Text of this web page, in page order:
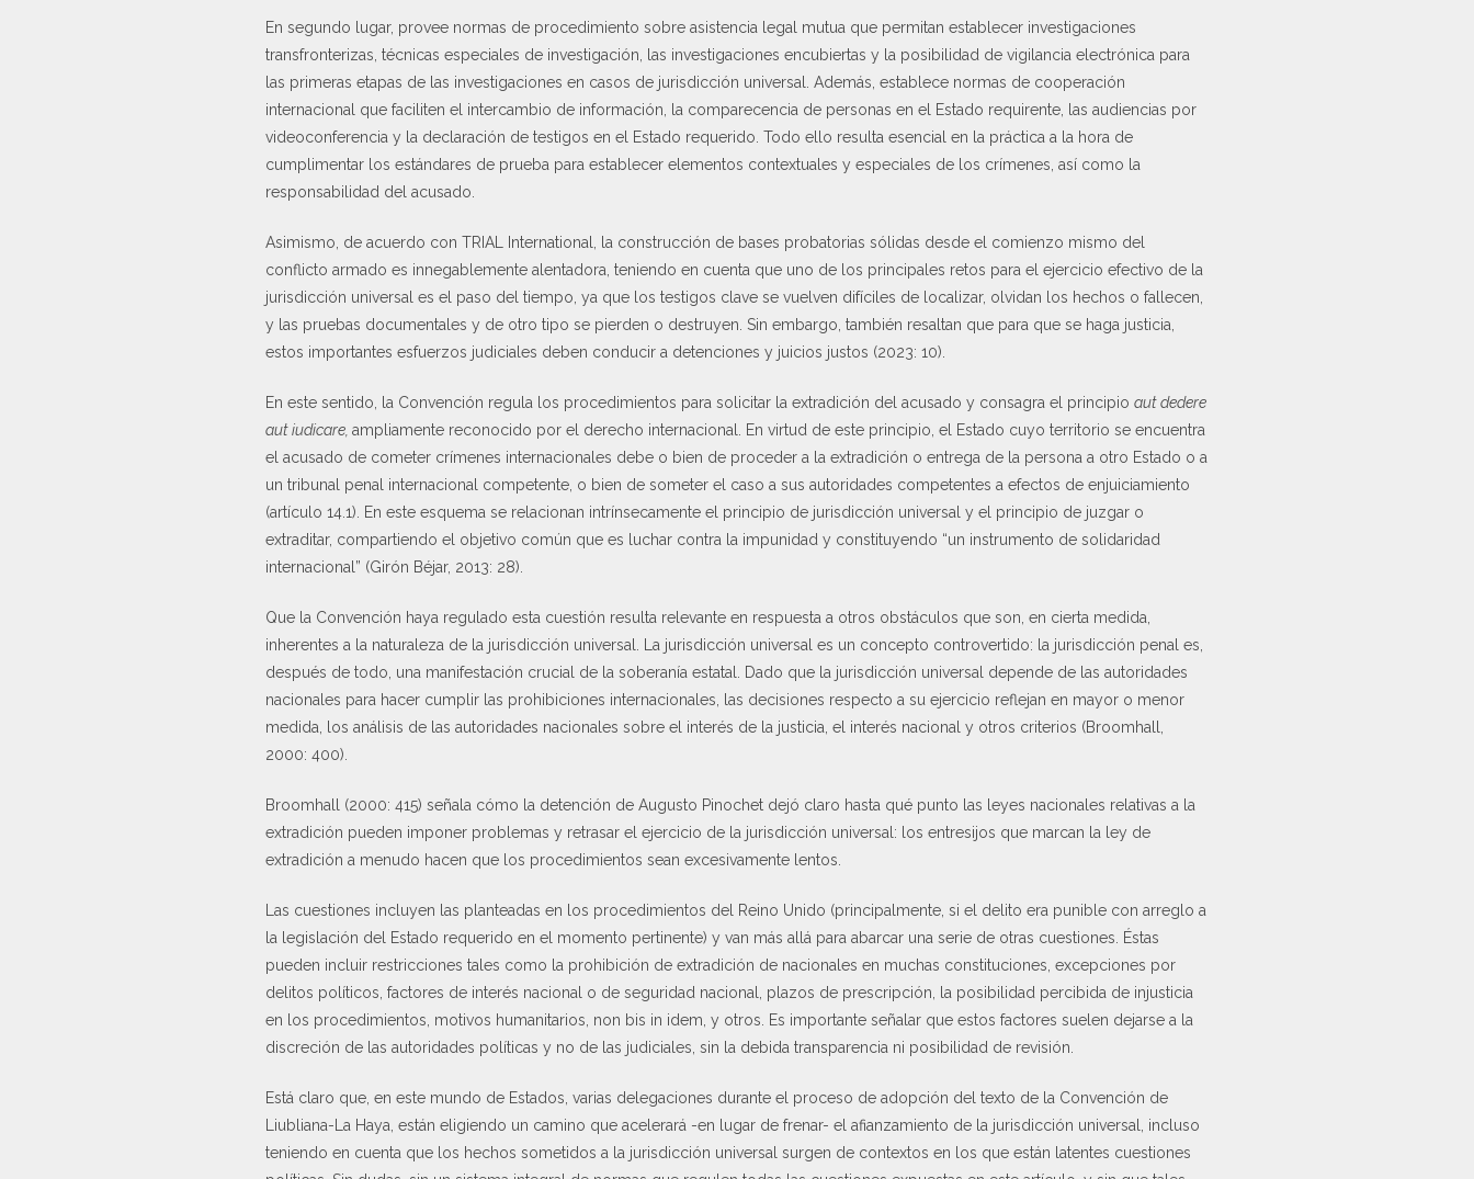
En segundo lugar, provee normas de procedimiento sobre asistencia legal mutua que permitan establecer investigaciones
transfronterizas, técnicas especiales de investigación, las investigaciones encubiertas y la posibilidad de vigilancia electrónica para
las primeras etapas de las investigaciones en casos de jurisdicción universal. Además, establece normas de cooperación
internacional que faciliten el intercambio de información, la comparecencia de personas en el Estado requirente, las audiencias por
videoconferencia y la declaración de testigos en el Estado requerido. Todo ello resulta esencial en la práctica a la hora de
cumplimentar los estándares de prueba para establecer elementos contextuales y especiales de los crímenes, así como la
responsabilidad del acusado.
Asimismo, de acuerdo con TRIAL International, la construcción de bases probatorias sólidas desde el comienzo mismo del
conflicto armado es innegablemente alentadora, teniendo en cuenta que uno de los principales retos para el ejercicio efectivo de la
jurisdicción universal es el paso del tiempo, ya que los testigos clave se vuelven difíciles de localizar, olvidan los hechos o fallecen,
y las pruebas documentales y de otro tipo se pierden o destruyen. Sin embargo, también resaltan que para que se haga justicia,
estos importantes esfuerzos judiciales deben conducir a detenciones y juicios justos (2023: 10).
En este sentido, la Convención regula los procedimientos para solicitar la extradición del acusado y consagra el principio aut dedere
aut iudicare, ampliamente reconocido por el derecho internacional. En virtud de este principio, el Estado cuyo territorio se encuentra
el acusado de cometer crímenes internacionales debe o bien de proceder a la extradición o entrega de la persona a otro Estado o a
un tribunal penal internacional competente, o bien de someter el caso a sus autoridades competentes a efectos de enjuiciamiento
(artículo 14.1). En este esquema se relacionan intrínsecamente el principio de jurisdicción universal y el principio de juzgar o
extraditar, compartiendo el objetivo común que es luchar contra la impunidad y constituyendo “un instrumento de solidaridad
internacional” (Girón Béjar, 2013: 28).
Que la Convención haya regulado esta cuestión resulta relevante en respuesta a otros obstáculos que son, en cierta medida,
inherentes a la naturaleza de la jurisdicción universal. La jurisdicción universal es un concepto controvertido: la jurisdicción penal es,
después de todo, una manifestación crucial de la soberanía estatal. Dado que la jurisdicción universal depende de las autoridades
nacionales para hacer cumplir las prohibiciones internacionales, las decisiones respecto a su ejercicio reflejan en mayor o menor
medida, los análisis de las autoridades nacionales sobre el interés de la justicia, el interés nacional y otros criterios (Broomhall,
2000: 400).
Broomhall (2000: 415) señala cómo la detención de Augusto Pinochet dejó claro hasta qué punto las leyes nacionales relativas a la
extradición pueden imponer problemas y retrasar el ejercicio de la jurisdicción universal: los entresijos que marcan la ley de
extradición a menudo hacen que los procedimientos sean excesivamente lentos.
Las cuestiones incluyen las planteadas en los procedimientos del Reino Unido (principalmente, si el delito era punible con arreglo a
la legislación del Estado requerido en el momento pertinente) y van más allá para abarcar una serie de otras cuestiones. Éstas
pueden incluir restricciones tales como la prohibición de extradición de nacionales en muchas constituciones, excepciones por
delitos políticos, factores de interés nacional o de seguridad nacional, plazos de prescripción, la posibilidad percibida de injusticia
en los procedimientos, motivos humanitarios, non bis in idem, y otros. Es importante señalar que estos factores suelen dejarse a la
discreción de las autoridades políticas y no de las judiciales, sin la debida transparencia ni posibilidad de revisión.
Está claro que, en este mundo de Estados, varias delegaciones durante el proceso de adopción del texto de la Convención de
Liubliana-La Haya, están eligiendo un camino que acelerará -en lugar de frenar- el afianzamiento de la jurisdicción universal, incluso
teniendo en cuenta que los hechos sometidos a la jurisdicción universal surgen de contextos en los que están latentes cuestiones